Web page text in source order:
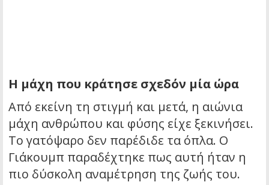
Η μάχη που κράτησε σχεδόν μία ώρα
Από εκείνη τη στιγμή και μετά, η αιώνια
μάχη ανθρώπου και φύσης είχε ξεκινήσει.
Το γατόψαρο δεν παρέδιδε τα όπλα. Ο
Γιάκουμπ παραδέχτηκε πως αυτή ήταν η
πιο δύσκολη αναμέτρηση της ζωής του.